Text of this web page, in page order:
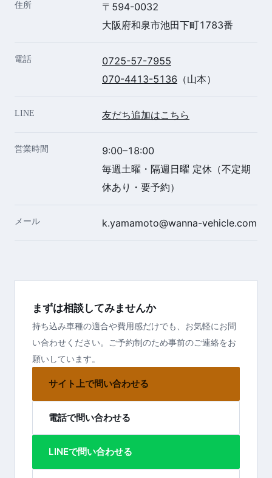
住所
〒594-0032
大阪府和泉市池田下町1783番
電話
0725-57-7955
070-4413-5136 （山本）
LINE 友だち追加はこちら
営業時間
9:00–18:00
毎週土曜・隔週日曜 定休（不定期
休あり・要予約）
メール k.yamamoto@wanna-vehicle.com
まずは相談してみませんか
持ち込み車種の適合や費用感だけでも、お気軽にお問
い合わせください。ご予約制のため事前のご連絡をお
願いしています。
サイト上で問い合わせる
電話で問い合わせる
LINEで問い合わせる